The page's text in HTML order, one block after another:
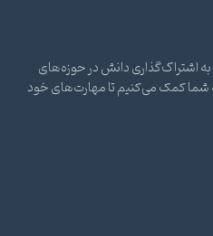
اشتراک‌گذاری دانش در حوزه‌های
شما کمک می‌کنیم تا مهارت‌های خود